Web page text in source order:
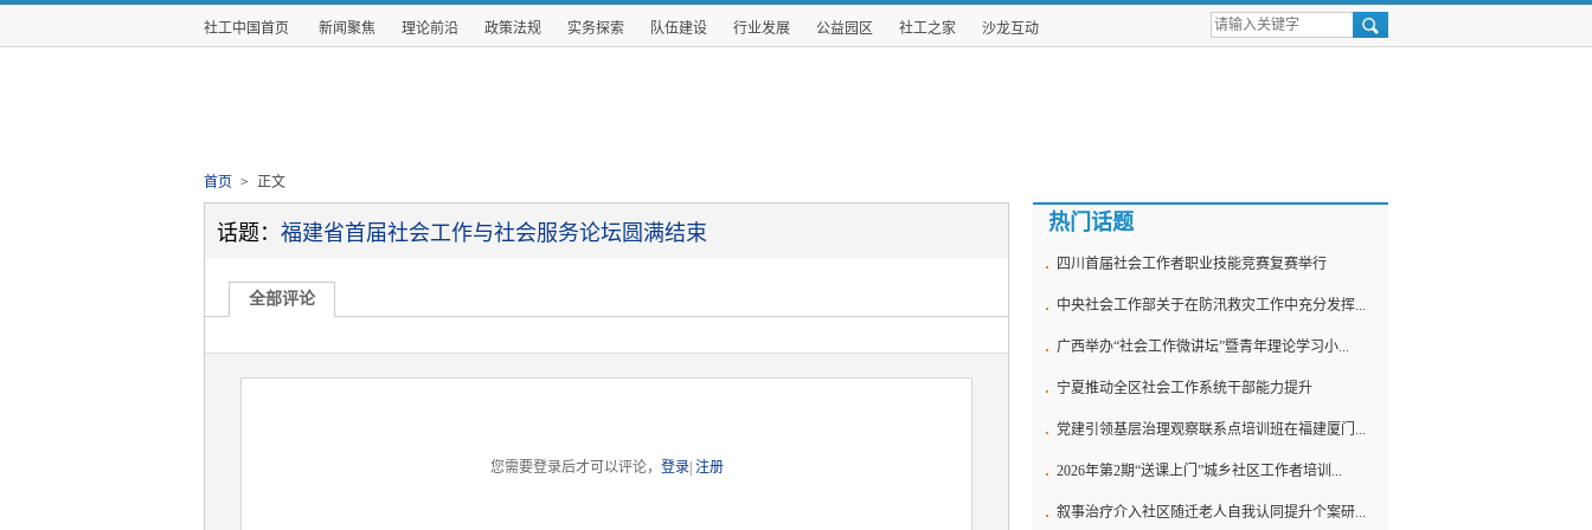
社工中国首页 新闻聚焦 理论前沿 政策法规 实务探索 队伍建设 行业发展 公益园区 社工之家 沙龙互动
首页 > 正文
话题： 福建省首届社会工作与社会服务论坛圆满结束
全部评论
您需要登录后才可以评论， 登录| 注册
热门话题
四川首届社会工作者职业技能竞赛复赛举行
中央社会工作部关于在防汛救灾工作中充分发挥...
广西举办“社会工作微讲坛”暨青年理论学习小...
宁夏推动全区社会工作系统干部能力提升
党建引领基层治理观察联系点培训班在福建厦门...
2026年第2期“送课上门”城乡社区工作者培训...
叙事治疗介入社区随迁老人自我认同提升个案研...